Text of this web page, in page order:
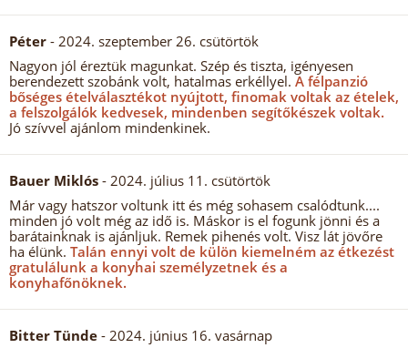
Péter - 2024. szeptember 26. csütörtök
Nagyon jól éreztük magunkat. Szép és tiszta, igényesen
berendezett szobánk volt, hatalmas erkéllyel. A félpanzió
bőséges ételválasztékot nyújtott, finomak voltak az ételek,
a felszolgálók kedvesek, mindenben segítőkészek voltak.
Jó szívvel ajánlom mindenkinek.
Bauer Miklós - 2024. július 11. csütörtök
Már vagy hatszor voltunk itt és még sohasem csalódtunk....
minden jó volt még az idő is. Máskor is el fogunk jönni és a
barátainknak is ajánljuk. Remek pihenés volt. Visz lát jövőre
ha élünk. Talán ennyi volt de külön kiemelném az étkezést
gratulálunk a konyhai személyzetnek és a
konyhafőnöknek.
Bitter Tünde - 2024. június 16. vasárnap